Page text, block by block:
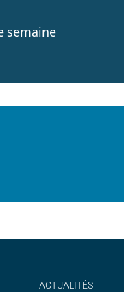
semaine
ACTUALITÉS